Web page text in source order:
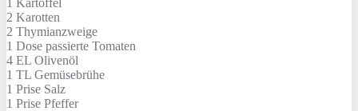
2 Karotten
2 Thymianzweige
1 Dose passierte Tomaten
4 EL Olivenöl
1 TL Gemüsebrühe
1 Prise Salz
1 Prise Pfeffer